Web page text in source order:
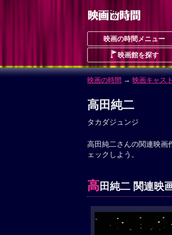
映画の時間メニュー
映画館を探す
映画の時間 → 映画キャスト
高田純二
タカダジュンジ
高田純二さんの関連映画
ェックしよう。
高田純二 関連映